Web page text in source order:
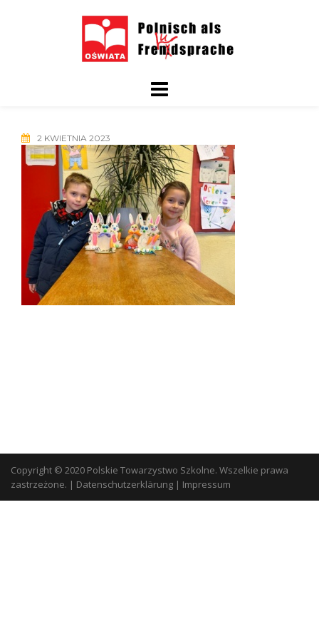
2 KWIETNIA 2023
Copyright © 2020 Polskie Towarzystwo Szkolne. Wszelkie prawa
zastrzeżone. | Datenschutzerklärung | Impressum